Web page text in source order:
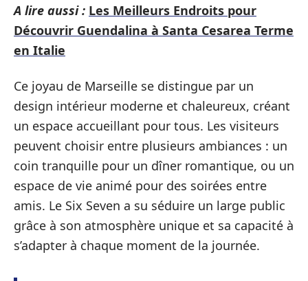
A lire aussi : Les Meilleurs Endroits pour
Découvrir Guendalina à Santa Cesarea Terme
en Italie
Ce joyau de Marseille se distingue par un
design intérieur moderne et chaleureux, créant
un espace accueillant pour tous. Les visiteurs
peuvent choisir entre plusieurs ambiances : un
coin tranquille pour un dîner romantique, ou un
espace de vie animé pour des soirées entre
amis. Le Six Seven a su séduire un large public
grâce à son atmosphère unique et sa capacité à
s’adapter à chaque moment de la journée.